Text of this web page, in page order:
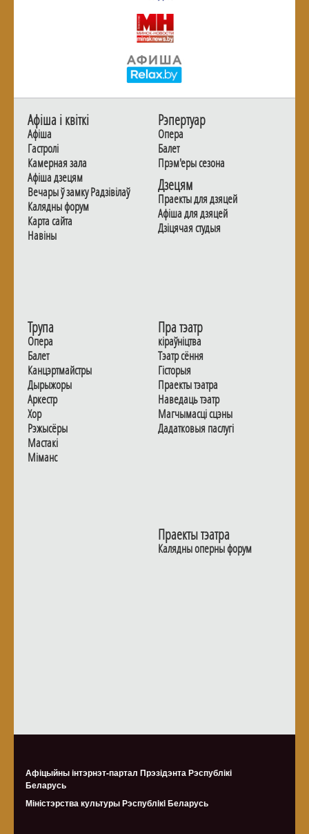
Афiша i квiткi
Афiша
Гастролi
Камерная зала
Афiша дзецям
Вечары ў замку Радзiвiлаў
Калядны форум
Карта сайта
Навiны
Рэпертуар
Опера
Балет
Прэм'еры сезона
Дзецям
Праекты для дзяцей
Афiша для дзяцей
Дзiцячая студыя
Трупа
Опера
Балет
Канцэртмайстры
Дырыжоры
Аркестр
Хор
Рэжысёры
Мастакі
Мiманс
Пра тэатр
кіраўніцтва
Тэатр сёння
Гiсторыя
Праекты тэатра
Наведаць тэатр
Магчымасцi сцэны
Дадаткoвыя паслугi
Праекты тэатра
Калядны оперны форум
Афіцыйны інтэрнэт-партал Прэзідэнта Рэспублікі
Беларусь
Міністэрства культуры Рэспублiкi Беларусь